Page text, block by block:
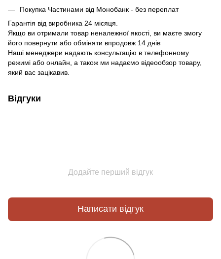
Покупка Частинами від Монобанк - без переплат
Гарантія від виробника 24 місяця.
Якщо ви отримали товар неналежної якості, ви маєте змогу
його повернути або обміняти впродовж 14 днів
Наші менеджери надають консультацію в телефонному
режимі або онлайн, а також ми надаємо відеообзор товару,
який вас зацікавив.
Відгуки
Додайте перший відгук
Написати відгук